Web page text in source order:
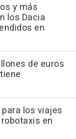
y más
los Dacia
en
de euros
los viajes
en